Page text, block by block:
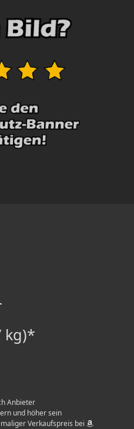
kg)*
Anbieter
und höher sein
Verkaufspreis bei